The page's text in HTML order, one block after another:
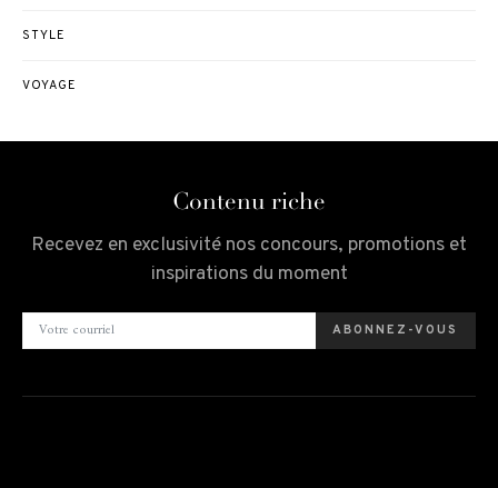
STYLE
VOYAGE
Contenu riche
Recevez en exclusivité nos concours, promotions et
inspirations du moment
ABONNEZ-VOUS